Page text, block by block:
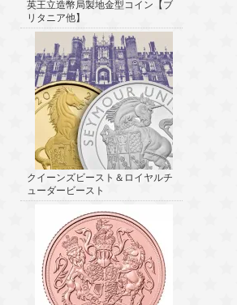
英王立造幣局製地金型コイン【ブ
リタニア他】
クイーンズビースト＆ロイヤルチ
ューダービースト